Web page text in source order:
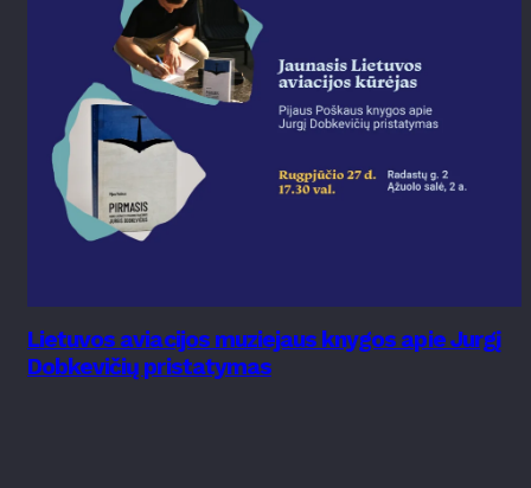
Lietuvos aviacijos muziejaus knygos apie Jurgį
Dobkevičių pristatymas